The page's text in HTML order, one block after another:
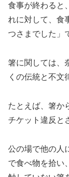
食事が終わると
れに対して、食
つさまでした」
箸に関しては、
くの伝統と不文
たとえば、箸か
チケット違反と
公の場で他の人
で食べ物を拾い